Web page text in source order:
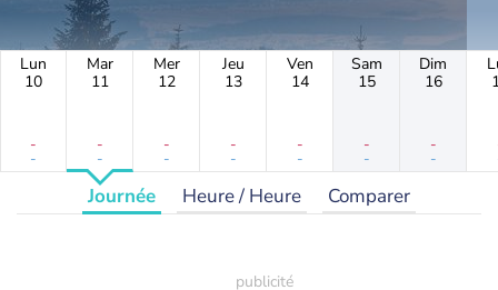
Lun
10
-
-
Mar
11
-
-
Mer
12
-
-
Jeu
13
-
-
Ven
14
-
-
Sam
15
-
-
Dim
16
-
-
Journée Heure / Heure Comparer